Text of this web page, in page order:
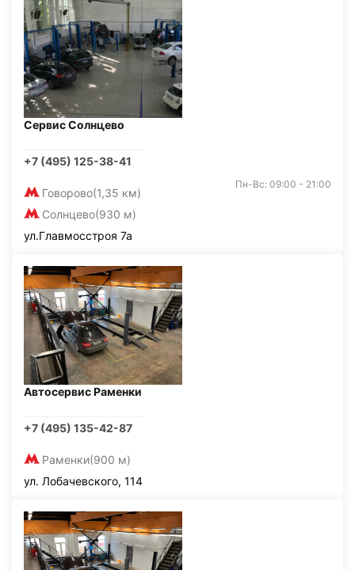
Сервис Солнцево
+7 (495) 125-38-41
Говорово(1,35 км)
Солнцево(930 м)
Пн-Вс: 09:00 - 21:00
ул.Главмосстроя 7а
Автосервис Раменки
+7 (495) 135-42-87
Раменки(900 м)
ул. Лобачевского, 114